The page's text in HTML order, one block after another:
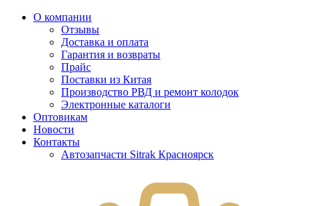
О компании
Отзывы
Доставка и оплата
Гарантия и возвраты
Прайс
Поставки из Китая
Производство РВД и ремонт колодок
Электронные каталоги
Оптовикам
Новости
Контакты
Автозапчасти Sitrak Красноярск